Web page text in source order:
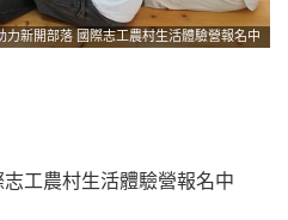
力新開部落 國際志工農村生活體驗營報名中